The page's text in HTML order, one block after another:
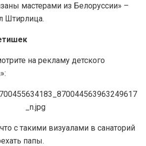
мастерами из Белоруссии» –
Штирлица.
на рекламу детского
с такими визуалами в санаторий
папы.